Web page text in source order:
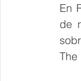
En
de
The